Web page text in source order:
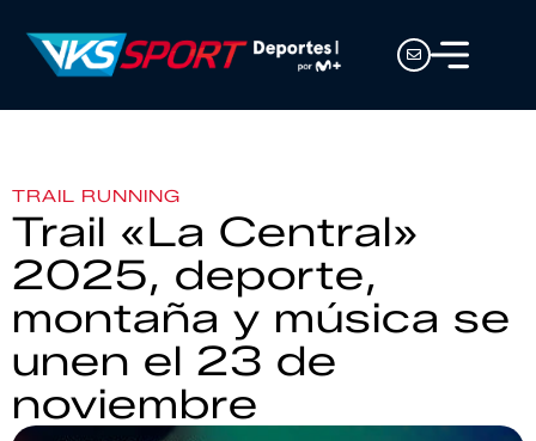
TRAIL RUNNING
Trail «La Central»
2025, deporte,
montaña y música se
unen el 23 de
noviembre